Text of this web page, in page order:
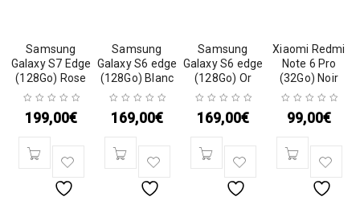
Samsung
Galaxy S7 Edge
(128Go) Rose
199,00€
Samsung
Galaxy S6 edge
(128Go) Blanc
169,00€
Samsung
Galaxy S6 edge
(128Go) Or
169,00€
Xiaomi Redmi
Note 6 Pro
(32Go) Noir
99,00€